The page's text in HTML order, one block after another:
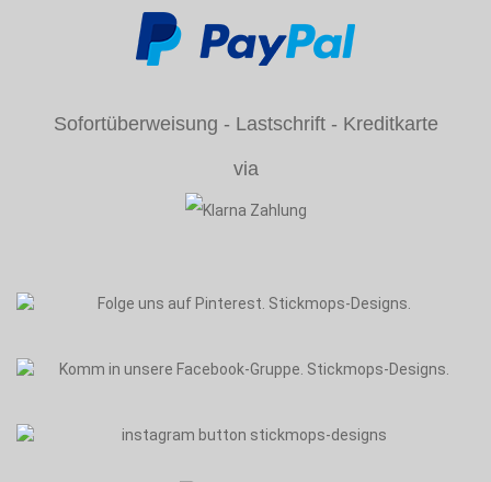
Sofortüberweisung - Lastschrift - Kreditkarte
via